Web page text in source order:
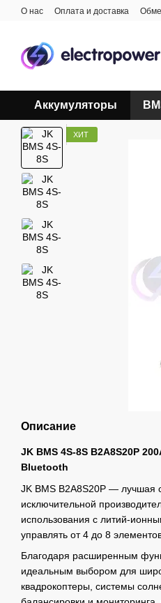
Перейти к основному контенту
О нас Оплата и доставка
Аккумуляторы
ХИТ
Описание
JK BMS 4S-8S B2A8S20P
Bluetooth
JK BMS B2A8S20P — лучшая
исключительной
использования с литий-
управлять от 4 до 8
Благодаря расширенным
идеальным выбором для
квадрокоптеры, системы